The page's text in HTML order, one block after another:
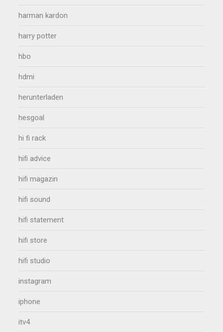
harman kardon
harry potter
hbo
hdmi
herunterladen
hesgoal
hi fi rack
hifi advice
hifi magazin
hifi sound
hifi statement
hifi store
hifi studio
instagram
iphone
itv4